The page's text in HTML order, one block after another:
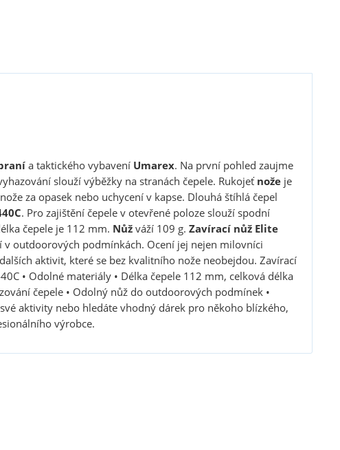
a taktického vybavení Umarex. Na první pohled zaujme
slouží výběžky na stranách čepele. Rukojeťnožeje
za opasek nebo uchycení v kapse. Dlouhá štíhlá čepel
. Pro zajištění čepele v otevřené poloze slouží spodní
čepele je 112 mm. Nůžváží 109 g. Zavírací nůž Elite
outdoorových podmínkách. Ocení jej nejen milovníci
aktivit, které se bez kvalitního nože neobejdou. Zavírací
• Odolné materiály • Délka čepele 112 mm, celková délka
čepele • Odolný nůž do outdoorových podmínek •
aktivity nebo hledáte vhodný dárek pro někoho blízkého,
výrobce.